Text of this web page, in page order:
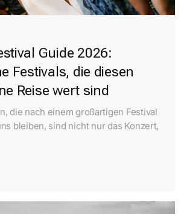
Guide 2026:
Festivals, die diesen
Reise wert sind
die nach einem großartigen Festival
bleiben, sind nicht nur das Konzert,